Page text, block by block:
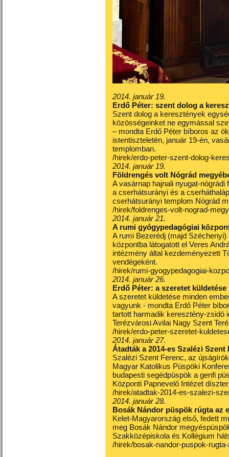
2014. január 19.
Erdő Péter: szent dolog a
Szent dolog a keresztények
közösségeinket ne egymással
– mondta Erdő Péter bíboros az
istentiszteletén, január 19-én,
templomban.
/hirek/erdo-peter-szent-dolog-
2014. január 19.
Földrengés volt Nógrád
A vasárnap hajnali nyugat-
a cserhátsurányi és a
cserhátsurányi templom Nógrád
/hirek/foldrenges-volt-nograd-
2014. január 21.
A rumi gyógypedagógiai
A rumi Bezerédj (majd
központba látogatott el Veres
intézmény által kezdeményezett
vendégeként.
/hirek/rumi-gyogypedagogiai-
2014. január 26.
Erdő Péter: a szeretet
A szeretet küldetése minden
vagyunk - mondta Erdő Péter
tartott harmadik keresztény-zsidó
Terézvárosi Avilai Nagy Szent
/hirek/erdo-peter-szeretet-
2014. január 27.
Átadták a 2014-es Szalézi
Szalézi Szent Ferenc, az
Magyar Katolikus Püspöki
budapesti segédpüspök a genfi
Központi Papnevelő Intézet
/hirek/atadtak-2014-es-szalezi-
2014. január 28.
Bosák Nándor püspök rúgta az
Kelet-Magyarország első, fedett
meg Bosák Nándor
Szakközépiskola és Kollégium
/hirek/bosak-nandor-puspok-